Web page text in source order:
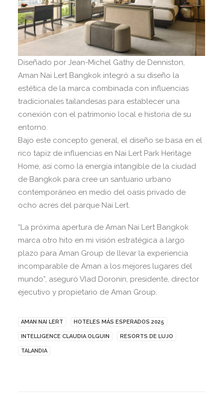
Diseñado por Jean-Michel Gathy de Denniston,
Aman Nai Lert Bangkok integró a su diseño la
estética de la marca combinada con influencias
tradicionales tailandesas para establecer una
conexión con el patrimonio local e historia de su
entorno.
Bajo este concepto general, el diseño se basa en el
rico tapiz de influencias en Nai Lert Park Heritage
Home, así como la energía intangible de la ciudad
de Bangkok para cree un santuario urbano
contemporáneo en medio del oasis privado de
ocho acres del parque Nai Lert.
“La próxima apertura de Aman Nai Lert Bangkok
marca otro hito en mi visión estratégica a largo
plazo para Aman Group de llevar la experiencia
incomparable de Aman a los mejores lugares del
mundo”, aseguró Vlad Doronin, presidente, director
ejecutivo y propietario de Aman Group.
AMAN NAI LERT HOTELES MÁS ESPERADOS 2025
INTELLIGENCE CLAUDIA OLGUIN RESORTS DE LUJO
TALANDIA